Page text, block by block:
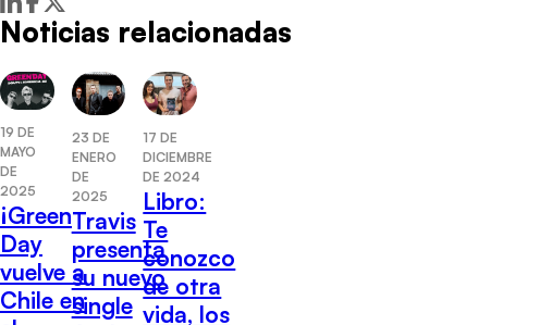
Noticias relacionadas
19 DE
MAYO
DE
2025
¡Green
Day
vuelve a
Chile en
23 DE
ENERO
DE
2025
Travis
presenta
su nuevo
single
17 DE
DICIEMBRE
DE 2024
Libro:
Te
conozco
de otra
vida, los